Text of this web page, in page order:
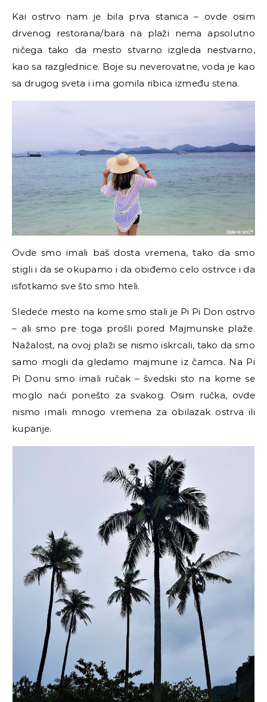
Kai ostrvo nam je bila prva stanica– ovde osim
drvenog restorana/bara na plaži nema apsolutno
ničega tako da mesto stvarno izgleda nestvarno,
kao sa razglednice. Boje su neverovatne, voda je kao
sa drugog sveta i ima gomila ribica između stena.
Ovde smo imali baš dosta vremena, tako da smo
stigli i da se okupamo i da obiđemo celo ostrvce i da
isfotkamo sve što smo hteli.
Sledeće mesto na kome smo stali je Pi Pi Don ostrvo
– ali smo pre toga prošli pored Majmunske plaže.
Nažalost, na ovoj plaži se nismo iskrcali, tako da smo
samo mogli da gledamo majmune iz čamca. Na Pi
Pi Donu smo imali ručak – švedski sto na kome se
moglo naći ponešto za svakog. Osim ručka, ovde
nismo imali mnogo vremena za obilazak ostrva ili
kupanje.